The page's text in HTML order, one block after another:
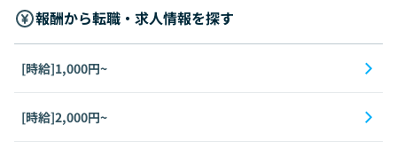
報酬から転職・求人情報を探す
[時給]1,000円~
[時給]2,000円~